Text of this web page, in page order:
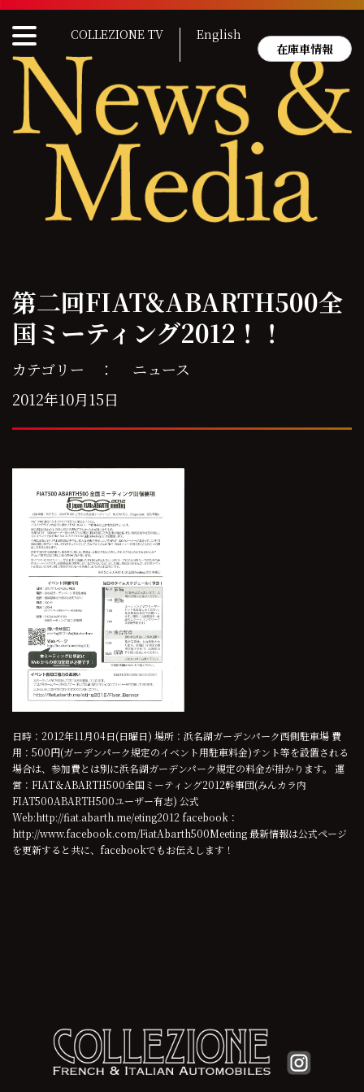
Skip
content
COLLEZIONE TV
English
在庫車情報
第二回FIAT&ABARTH500全
国ミーティング2012！！
カテゴリー ： ニュース
2012年10月15日
日時：2012年11月04日(日曜日) 場所：浜名湖ガーデンパーク西側駐車場 費
用：500円(ガーデンパーク規定のイベント用駐車料金)テント等を設置される
場合は、参加費とは別に浜名湖ガーデンパーク規定の料金が掛かります。 運
営：FIAT＆ABARTH500全国ミーティング2012幹事団(みんカラ内
FIAT500ABARTH500ユーザー有志) 公式
Web:http://fiat.abarth.me/eting2012 facebook：
http://www.facebook.com/FiatAbarth500Meeting 最新情報は公式ページ
を更新すると共に、facebookでもお伝えします！